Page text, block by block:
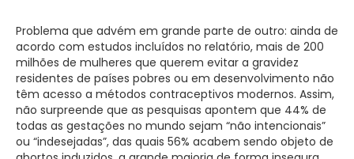
Problema que advém em grande parte de outro: ainda de
acordo com estudos incluídos no relatório, mais de 200
milhões de mulheres que querem evitar a gravidez
residentes de países pobres ou em desenvolvimento não
têm acesso a métodos contraceptivos modernos. Assim,
não surpreende que as pesquisas apontem que 44% de
todas as gestações no mundo sejam “não intencionais”
ou “indesejadas”, das quais 56% acabem sendo objeto de